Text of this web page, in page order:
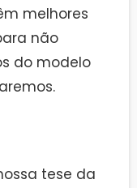
melhores
não
do modelo
tese da